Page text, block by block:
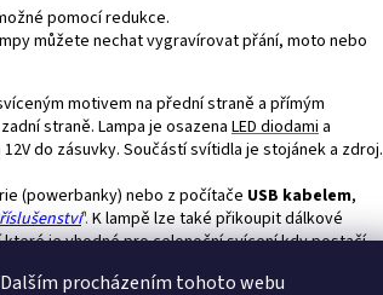
procházením tohoto webu
pomocí redukce.
můžete nechat vygravírovat přání, moto nebo
motivem na přední straně a přímým
straně. Lampa je osazena LED diodami a
do zásuvky. Součástí svítidla je stojánek a zdroj.
(powerbanky) nebo z počítače USB kabelem,
". K lampě lze také přikoupit dálkové
je vhodné pro celonoční svícení kdy postačí
svítit celou noc, případně při napájení z